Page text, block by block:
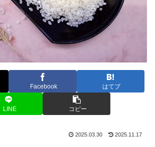
Facebook はてブ
LINE コピー
2025.03.30 2025.11.17